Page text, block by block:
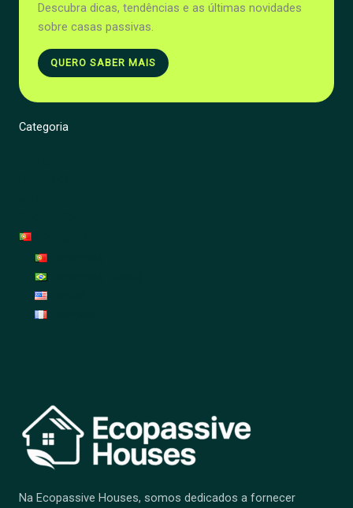
Descubra dicas, tendências e as últimas novidades
sobre casas passivas.
QUERO SABER MAIS
Categoria
Na Ecopassive Houses, somos dedicados a fornecer